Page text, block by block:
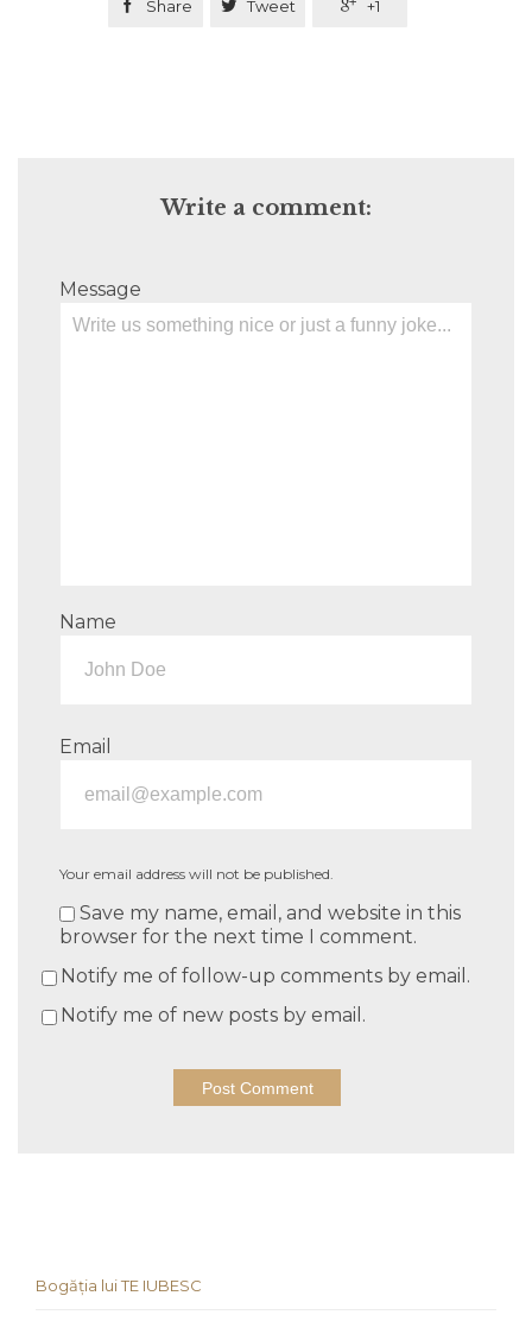
 Share  Tweet  +1
Write a comment:
Message
Name
Email
Your email address will not be published.
Save my name, email, and website in this
browser for the next time I comment.
Notify me of follow-up comments by email.
Notify me of new posts by email.
Bogăția lui TE IUBESC